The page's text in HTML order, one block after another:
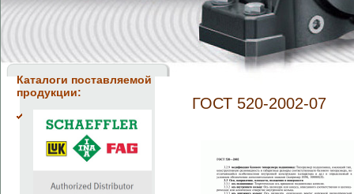
Каталоги поставляемой
продукции:
ГОСТ 520-2002-07